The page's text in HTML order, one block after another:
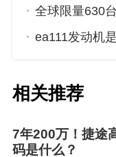
全球限量630
相关推荐
7年200万！捷途
码是什么？